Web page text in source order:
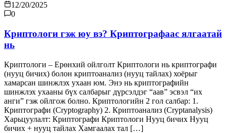
12/20/2025
0
Криптологи гэж юу вэ? Криптографаас ялгаатай
нь
Криптологи – Ерөнхий ойлголт Криптологи нь криптографи
(нууц бичих) болон криптоанализ (нууц тайлах) хоёрыг
хамарсан шинжлэх ухаан юм. Энэ нь криптографийн
шинжлэх ухааны бүх салбарыг дүрсэлдэг “аав” эсвэл “их
анги” гэж ойлгож болно. Криптологийн 2 гол салбар: 1.
Криптографи (Cryptography) 2. Криптоанализ (Cryptanalysis)
Харьцуулалт: Криптографи Криптологи Нууц бичих Нууц
бичих + нууц тайлах Хамгаалах тал […]